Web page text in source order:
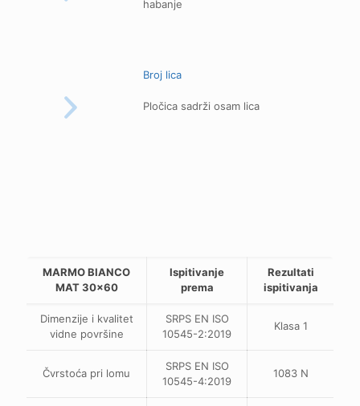
habanje
Broj lica
Pločica sadrži osam lica
MARMO BIANCO
MAT 30x60
Ispitivanje
prema
Rezultati
ispitivanja
Dimenzije i kvalitet
vidne površine
SRPS EN ISO
10545-2:2019
Klasa 1
Čvrstoća pri lomu
SRPS EN ISO
10545-4:2019
1083 N